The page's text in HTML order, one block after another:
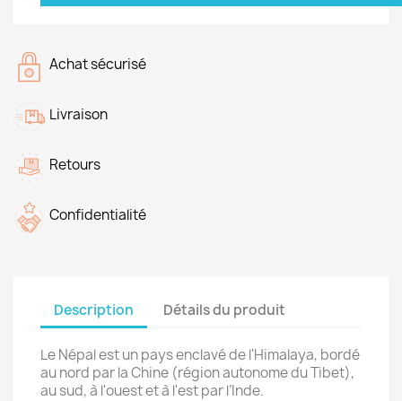
Achat sécurisé
Livraison
Retours
Confidentialité
Description Détails du produit
Le Népal est un pays enclavé de l'Himalaya, bordé
au nord par la Chine (région autonome du Tibet),
au sud, à l'ouest et à l'est par l’Inde.